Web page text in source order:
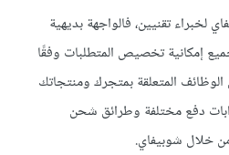
تقنيين، فالواجهة بديهية
إمكانية تخصيص المتطلبات وفقًا
الوظائف المتعلقة بمتجرك ومنتجاتك
دفع مختلفة وطرائق شحن
خلال شوبيفاي.